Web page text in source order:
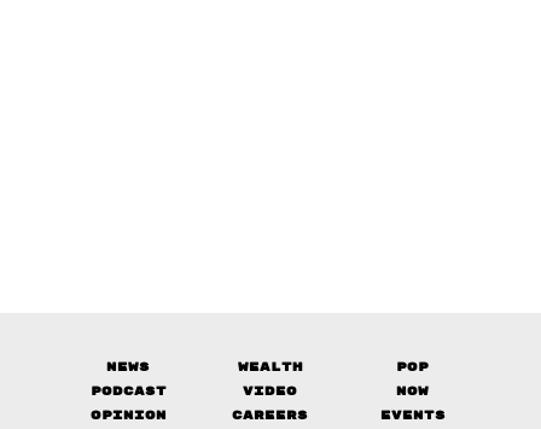
News Wealth
Pop
Podcast
Video
Now
Opinion
Careers Events